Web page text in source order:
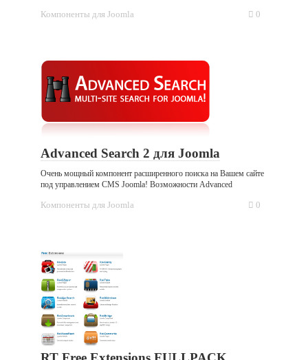
Компоненты для Joomla 0
Advanced Search 2 для Joomla
Очень мощный компонент расширенного поиска на Вашем сайте
под управлением CMS Joomla! Возможности Advanced
Компоненты для Joomla 0